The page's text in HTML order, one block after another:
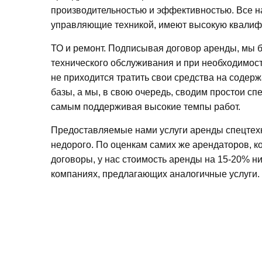
производительностью и эффективностью. Все
управляющие техникой, имеют высокую
ТО и ремонт. Подписывая договор аренды, мы
технического обслуживания и при
не приходится тратить свои средства на
базы, а мы, в свою очередь, сводим простои
самым поддерживая высокие темпы работ.
Предоставляемые нами услуги аренды
недорого. По оценкам самих же арендаторов,
договоры, у нас стоимость аренды на 15-20%
компаниях, предлагающих аналогичные услуги.